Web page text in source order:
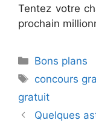
Tentez votre
prochain
Catégories
Bons plans
Étiquettes
concours
gratuit
Navigation
Quelques